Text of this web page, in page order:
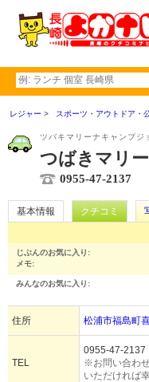
レジャー スポーツ・アウトドア・
ツバキマリーナキャンプジ
つばきマリ
0955-47-2137
基本情報 クチコミ
じぶんのお気に入り:
メモ:
みんなのお気に入り:
住所 松浦市福島町
TEL
0955-47-2137
※お問い合わ
いただければ